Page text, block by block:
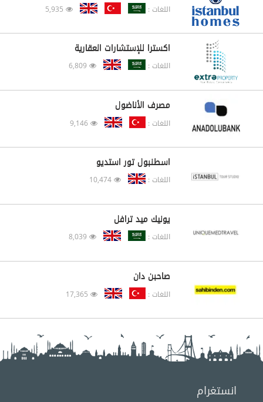
اللغات : 5,935
اكسترا للإستشارات العقارية
اللغات : 6,809
مصرف الأناضول
اللغات : 9,146
اسطنبول تور استديو
اللغات : 10,474
يونيك ميد ترافل
اللغات : 8,039
صاحبن دان
اللغات : 17,365
انستغرام